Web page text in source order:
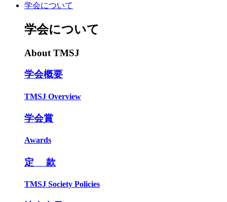
学会について
学会について
About TMSJ
学会概要
TMSJ Overview
学会賞
Awards
定 款
TMSJ Society Policies